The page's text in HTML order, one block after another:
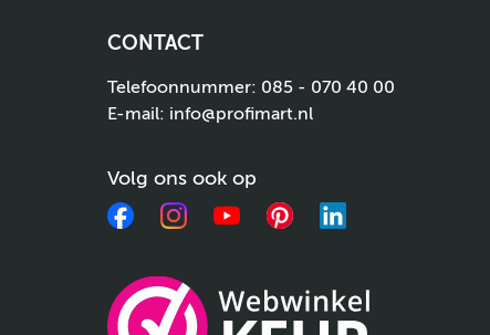
CONTACT
Telefoonnummer: 085 - 070 40 00
E-mail: info@profimart.nl
Volg ons ook op
FacebookInstagramYouTubePinterestLinkedIn